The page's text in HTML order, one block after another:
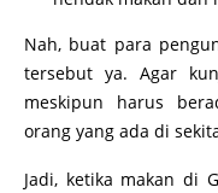
Nah, buat para
tersebut ya. Agar
meskipun harus
orang yang ada di
Jadi, ketika makan di